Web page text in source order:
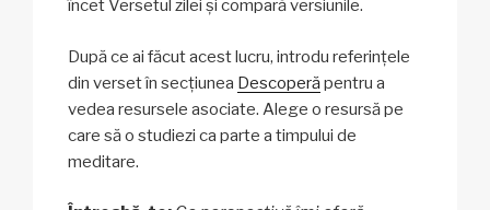
încet Versetul zilei și compară versiunile.
După ce ai făcut acest lucru, introdu referințele
din verset în secțiunea Descoperăpentru a
vedea resursele asociate. Alege o resursă pe
care să o studiezi ca parte a timpului de
meditare.